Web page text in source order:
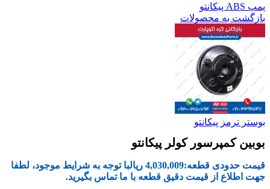
پمپ ABS پیکانتو
بازگشت به محصولات
بوستر ترمز پیکانتو
بوبین کمپرسور کولر پیکانتو
قیمت حدودی قطعه:4,030,009 ریالبا توجه به شرایط موجود، لطفا
جهت اطلاع از قیمت دقیق قطعه با ما تماس بگیرید.